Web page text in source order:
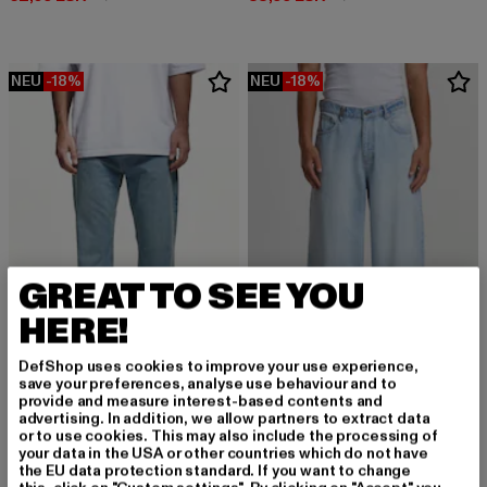
NEU -18%
2Y STUDIOS
Gabrie Basic Straight Jeans
40,99 EUR
Derzeitiger Preis: 40,99 EUR
49,99 EURAktionspreis: 49,99 EUR
NEU -18%
2Y STUDIOS
Eren Basic Wide Baggy
40,99 EUR
Derzeitiger Preis: 40,99 EUR
49,99 EUR Aktionspreis:
GREAT TO SEE YOU
HERE!
DefShop uses cookies to improve your use experience,
save your preferences, analyse use behaviour and to
provide and measure interest-based contents and
advertising. In addition, we allow partners to extract data
or to use cookies. This may also include the processing of
your data in the USA or other countries which do not have
the EU data protection standard. If you want to change